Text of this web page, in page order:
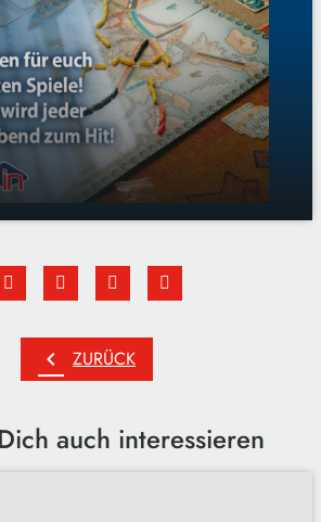
01:37
chevron_left ZURÜCK
auch interessieren